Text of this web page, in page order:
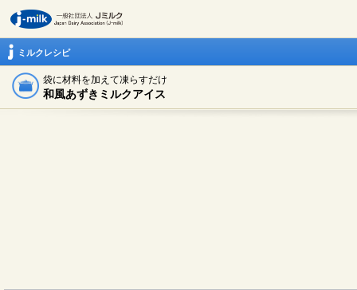
ミルクレシピ
袋に材料を加えて凍らすだけ
和風あずきミルクアイス